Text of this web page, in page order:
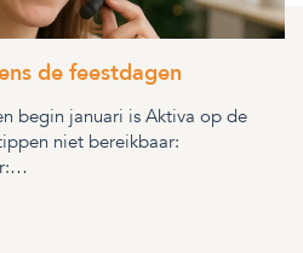
de feestdagen
begin januari is Aktiva op de
niet bereikbaar: